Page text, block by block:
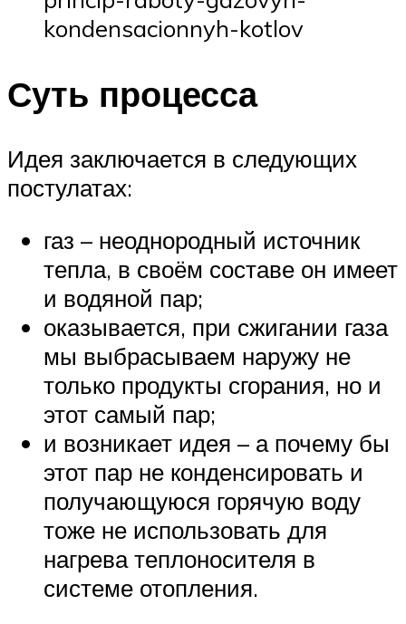
kondensacionnyh-kotlov
Суть процесса
Идея заключается в следующих
постулатах:
газ – неоднородный источник
тепла, в своём составе он имеет
и водяной пар;
оказывается, при сжигании газа
мы выбрасываем наружу не
только продукты сгорания, но и
этот самый пар;
и возникает идея – а почему бы
этот пар не конденсировать и
получающуюся горячую воду
тоже не использовать для
нагрева теплоносителя в
системе отопления.